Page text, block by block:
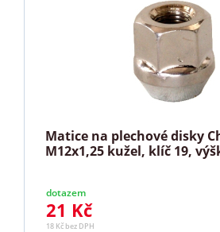
Matice na plechové disky
M12x1,25 kužel, klíč 19,
dotazem
21 Kč
18 Kč bez DPH